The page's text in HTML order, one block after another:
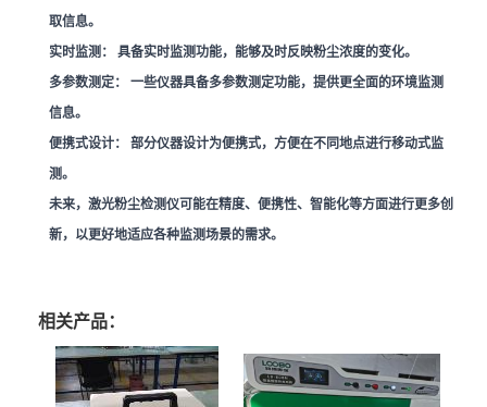
取信息。
实时监测：
具备实时监测功能，能够及时反映粉尘浓度的变化。
多参数测定：
一些仪器具备多参数测定功能，提供更全面的环境监测
信息。
便携式设计：
部分仪器设计为便携式，方便在不同地点进行移动式监
测。
未来，激光粉尘检测仪可能在精度、便携性、智能化等方面进行更多创
新，以更好地适应各种监测场景的需求。
相关产品：